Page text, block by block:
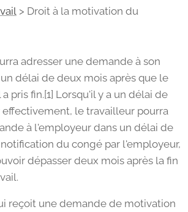
> Droit à la motivation du
adresser une demande à son
délai de deux mois après que le
pris fin.[1] Lorsqu'il y a un délai de
effectivement, le travailleur pourra
à l'employeur dans un délai de
du congé par l'employeur,
dépasser deux mois après la fin
reçoit une demande de motivation